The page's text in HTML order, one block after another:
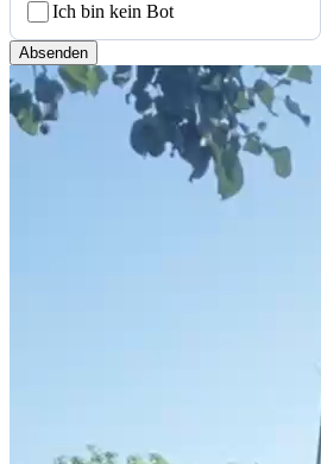
Ich bin kein Bot
Absenden